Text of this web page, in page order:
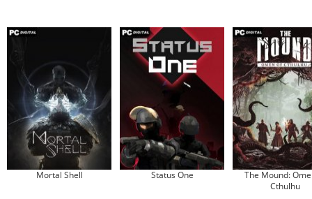
Mortal Shell Status One
The Mound:
Cthulhu